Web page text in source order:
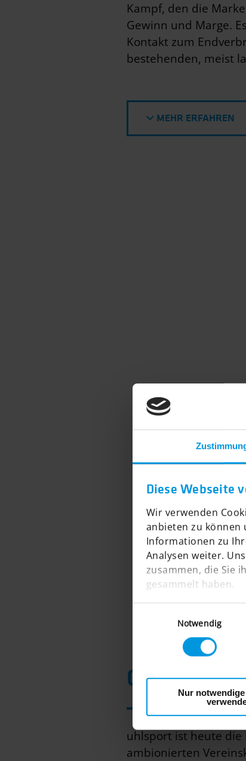
Diese Webseite
Wir verwenden
anbieten zu können
Informationen zu
Analysen weiter.
zusammen, die Sie
gesammelt haben.
Notwendig
Nur
Kampf, den die
Gewinn und Marge.
Kontakt zum
bestehenden, meist
MEHR ERFAHREN
Customer
uhlsport ist heute die
ambionierten